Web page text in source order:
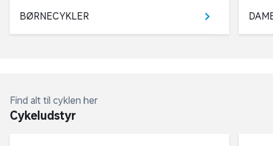
BØRNECYKLER
Find alt til cyklen her
Cykeludstyr